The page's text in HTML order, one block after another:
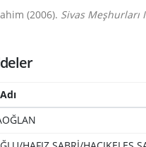
(2006). Sivas Meşhurları